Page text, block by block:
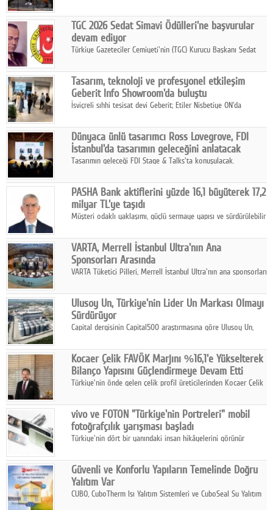
ETKİ YARATIYOR"
TGC 2026 Sedat Simavi Ödülleri'ne başvurular
devam ediyor
Türkiye Gazeteciler Cemiyeti'nin (TGC) Kurucu Başkanı Sedat
Tasarım, teknoloji ve profesyonel etkileşim
Geberit Info Showroom'da buluştu
İsviçreli sıhhi tesisat devi Geberit; Etiler Nisbetiye ON'da
ortaklığıyla özel bir davete ev sahipliği yaptı.
Dünyaca ünlü tasarımcı Ross Lovegrove, FDI
İstanbul'da tasarımın geleceğini anlatacak
Tasarımın geleceği FDI Stage & Talks'ta konuşulacak.
PASHA Bank aktiflerini yüzde 16,1 büyüterek 17,2
milyar TL'ye taşıdı
Müşteri odaklı yaklaşımı, güçlü sermaye yapısı ve sürdürülebilir
yılının ilk yarısında güçlü finansal performansını korudu.
VARTA, Merrell İstanbul Ultra'nın Ana
Sponsorları Arasında
VARTA Tüketici Pilleri, Merrell İstanbul Ultra'nın ana sponsorları
enerjisine güç katıyor.
Ulusoy Un, Türkiye'nin Lider Un Markası Olmayı
Sürdürüyor
Capital dergisinin Capital500 araştırmasına göre Ulusoy Un,
hasılatıyla Türkiye'nin en büyük 83. firması oldu.
Kocaer Çelik FAVÖK Marjını %16,1'e Yükselterek
Bilanço Yapısını Güçlendirmeye Devam Etti
Türkiye'nin önde gelen çelik profil üreticilerinden Kocaer Çelik
Çelik FAVÖK Marjını %16,1'e yükseltti.
vivo ve FOTON "Türkiye'nin Portreleri" mobil
fotoğrafçılık yarışması başladı
Türkiye'nin dört bir yanındaki insan hikâyelerini görünür
insanını, kültürünü ve yaşamını portre fotoğraflarıyla
anlatmaya davet ediyor.
Güvenli ve Konforlu Yapıların Temelinde Doğru
Yalıtım Var
CUBO, CuboTherm Isı Yalıtım Sistemleri ve CuboSeal Su Yalıtım